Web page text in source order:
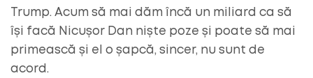
Trump. Acum să mai dăm încă un miliard ca să
își facă Nicușor Dan niște poze și poate să mai
primească și el o șapcă, sincer, nu sunt de
acord.